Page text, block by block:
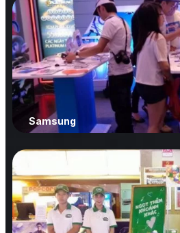
Samsung